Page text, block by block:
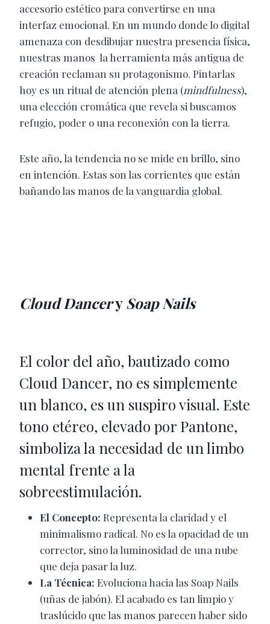
accesorio estético para convertirse en una
interfaz emocional. En un mundo donde lo digital
amenaza con desdibujar nuestra presencia física,
nuestras manos la herramienta más antigua de
creación reclaman su protagonismo. Pintarlas
hoy es un ritual de atención plena (mindfulness),
una elección cromática que revela si buscamos
refugio, poder o una reconexión con la tierra.
Este año, la tendencia no se mide en brillo, sino
en intención. Estas son las corrientes que están
bañando las manos de la vanguardia global.
Cloud DancerySoap Nails
El color del año, bautizado como
Cloud Dancer, no es simplemente
un blanco, es un suspiro visual. Este
tono etéreo, elevado por Pantone,
simboliza la necesidad de un limbo
mental frente a la
sobreestimulación.
El Concepto: Representa la claridad y el
minimalismo radical. No es la opacidad de un
corrector, sino la luminosidad de una nube
que deja pasar la luz.
La Técnica: Evoluciona hacia las Soap Nails
(uñas de jabón). El acabado es tan limpio y
traslúcido que las manos parecen haber sido